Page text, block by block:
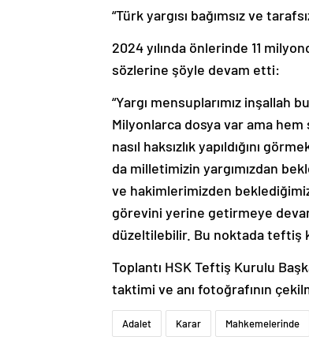
“Türk yargısı bağımsız ve
2024 yılında önlerinde 11
sözlerine şöyle devam etti:
“Yargı mensuplarımız inşallah
Milyonlarca dosya var ama hem
nasıl haksızlık yapıldığını
da milletimizin yargımızdan
ve hakimlerimizden
görevini yerine getirmeye
düzeltilebilir. Bu noktada teftiş
Toplantı HSK Teftiş Kurulu
taktimi ve anı fotoğrafının
Adalet Karar Mahkemelerinde